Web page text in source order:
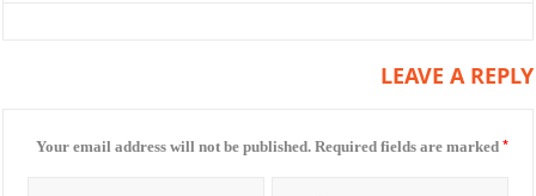
LEAVE A REPLY
Your email address will not be published. Required fields are marked *